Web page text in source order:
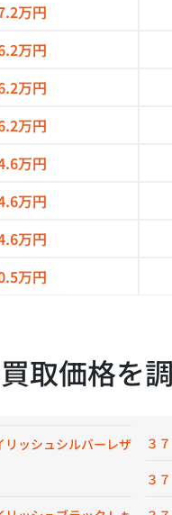
万円
万円
万円
万円
万円
万円
万円
万円
取価格を
ッシュシルバーレザ
３
３